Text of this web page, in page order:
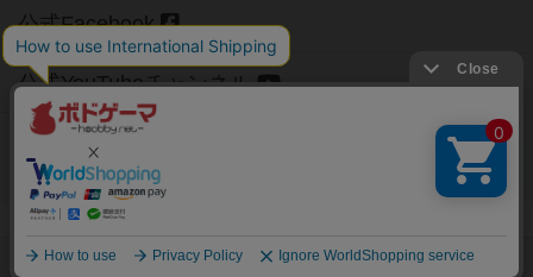
公式Facebook
公式YouTubeチャンネル